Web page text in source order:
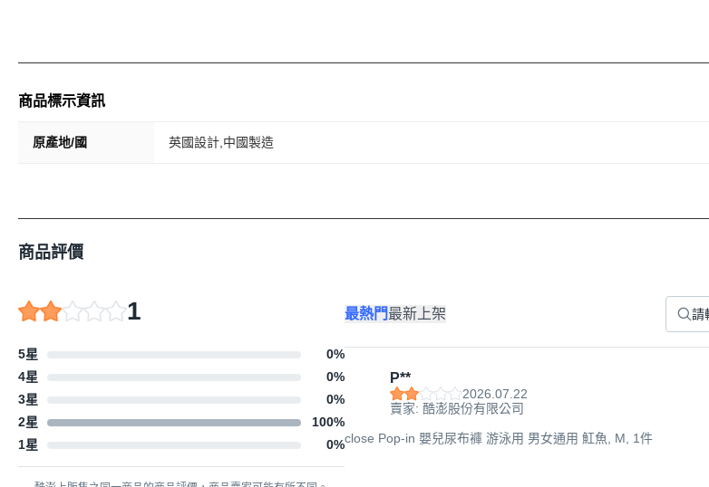
商品標示資訊
原產地/國 英國設計,中國製造
商品評價
1
5星 0%
4星
0%
3星
0%
2星
100%
1星
0%
最熱門最新上架
P**
2026.07.22
賣家: 酷澎股份有限公司
close Pop-in 嬰兒尿布褲 游泳用 男女通用 魟魚, M, 1件